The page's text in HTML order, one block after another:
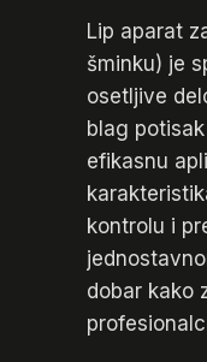
Lip aparat
šminku) je
osetljive
blag
efikasnu
kontrolu i
dobar kako